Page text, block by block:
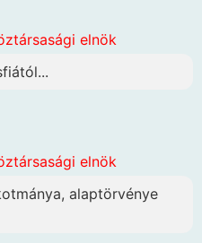
elnök
elnök
alaptörvénye